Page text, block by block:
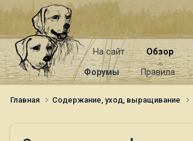
На сайт Обзор
Форумы Правила
Главная Содержание, уход, выращивание